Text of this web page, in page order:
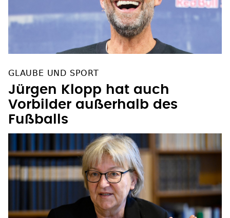
GLAUBE UND SPORT
Jürgen Klopp hat auch
Vorbilder außerhalb des
Fußballs